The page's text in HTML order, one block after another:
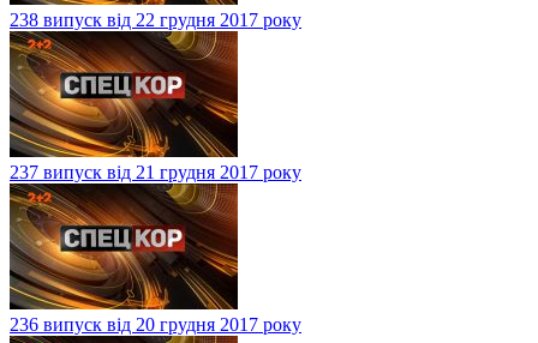
238 випуск від 22 грудня 2017 року
237 випуск від 21 грудня 2017 року
236 випуск від 20 грудня 2017 року